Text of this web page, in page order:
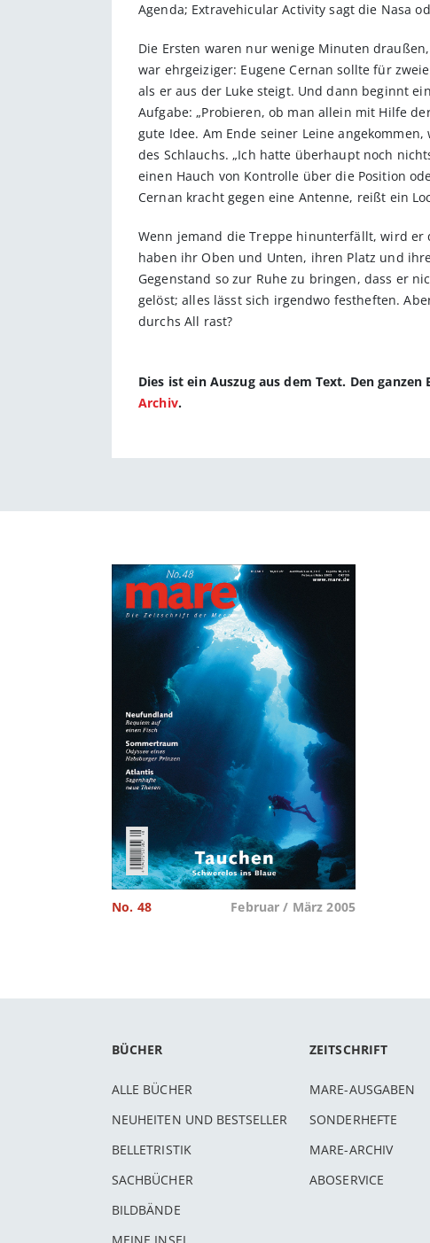
Agenda; Extravehicular Activity sagt die Nasa
Die Ersten waren nur wenige Minuten
war ehrgeiziger: Eugene Cernan sollte für
als er aus der Luke steigt. Und dann beginnt
Aufgabe: „Probieren, ob man allein mit Hilfe
gute Idee. Am Ende seiner Leine
des Schlauchs. „Ich hatte überhaupt noch
einen Hauch von Kontrolle über die Position
Cernan kracht gegen eine Antenne, reißt ein
Wenn jemand die Treppe hinunterfällt, wird er
haben ihr Oben und Unten, ihren Platz und
Gegenstand so zur Ruhe zu bringen, dass er
gelöst; alles lässt sich irgendwo festheften.
durchs All rast?
Dies ist ein Auszug aus dem Text. Den
Archiv.
No. 48 Februar / März 2005
BÜCHER
ALLE BÜCHER
NEUHEITEN UND BESTSELLER
BELLETRISTIK
SACHBÜCHER
BILDBÄNDE
ZEITSCHRIFT
MARE-AUSGABEN
SONDERHEFTE
MARE-ARCHIV
ABOSERVICE